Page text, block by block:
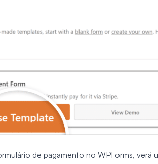
de pagamento no WPForms, verá